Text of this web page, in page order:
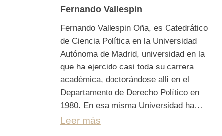
Fernando Vallespin
Fernando Vallespin Oña, es Catedrático
de Ciencia Política en la Universidad
Autónoma de Madrid, universidad en la
que ha ejercido casi toda su carrera
académica, doctorándose allí en el
Departamento de Derecho Político en
1980. En esa misma Universidad ha…
Leer más